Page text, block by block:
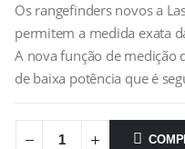
Os rangefinders novos a
permitem a medida exata
A nova função de medição
de baixa potência que é